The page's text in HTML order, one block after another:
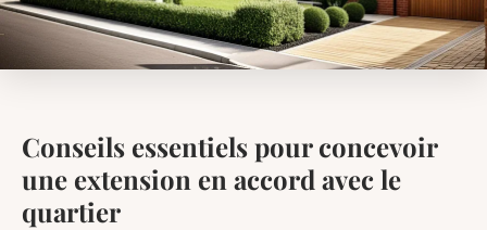
Conseils essentiels pour concevoir
une extension en accord avec le
quartier